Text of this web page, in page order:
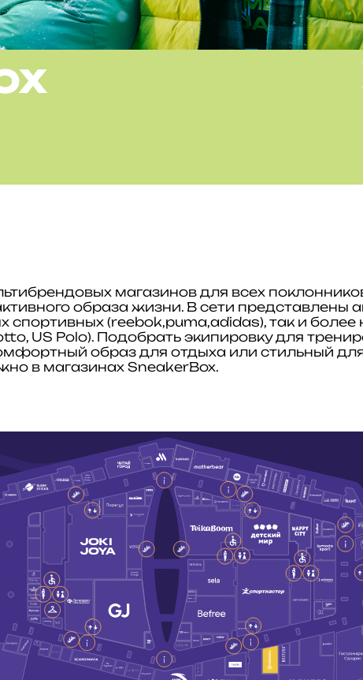
магазинов для всех
образа жизни. В сети представлены
спортивных (reebok,puma,adidas), так и
US Polo). Подобрать экипировку для
образ для отдыха или стильный
в магазинах SneakerBox.